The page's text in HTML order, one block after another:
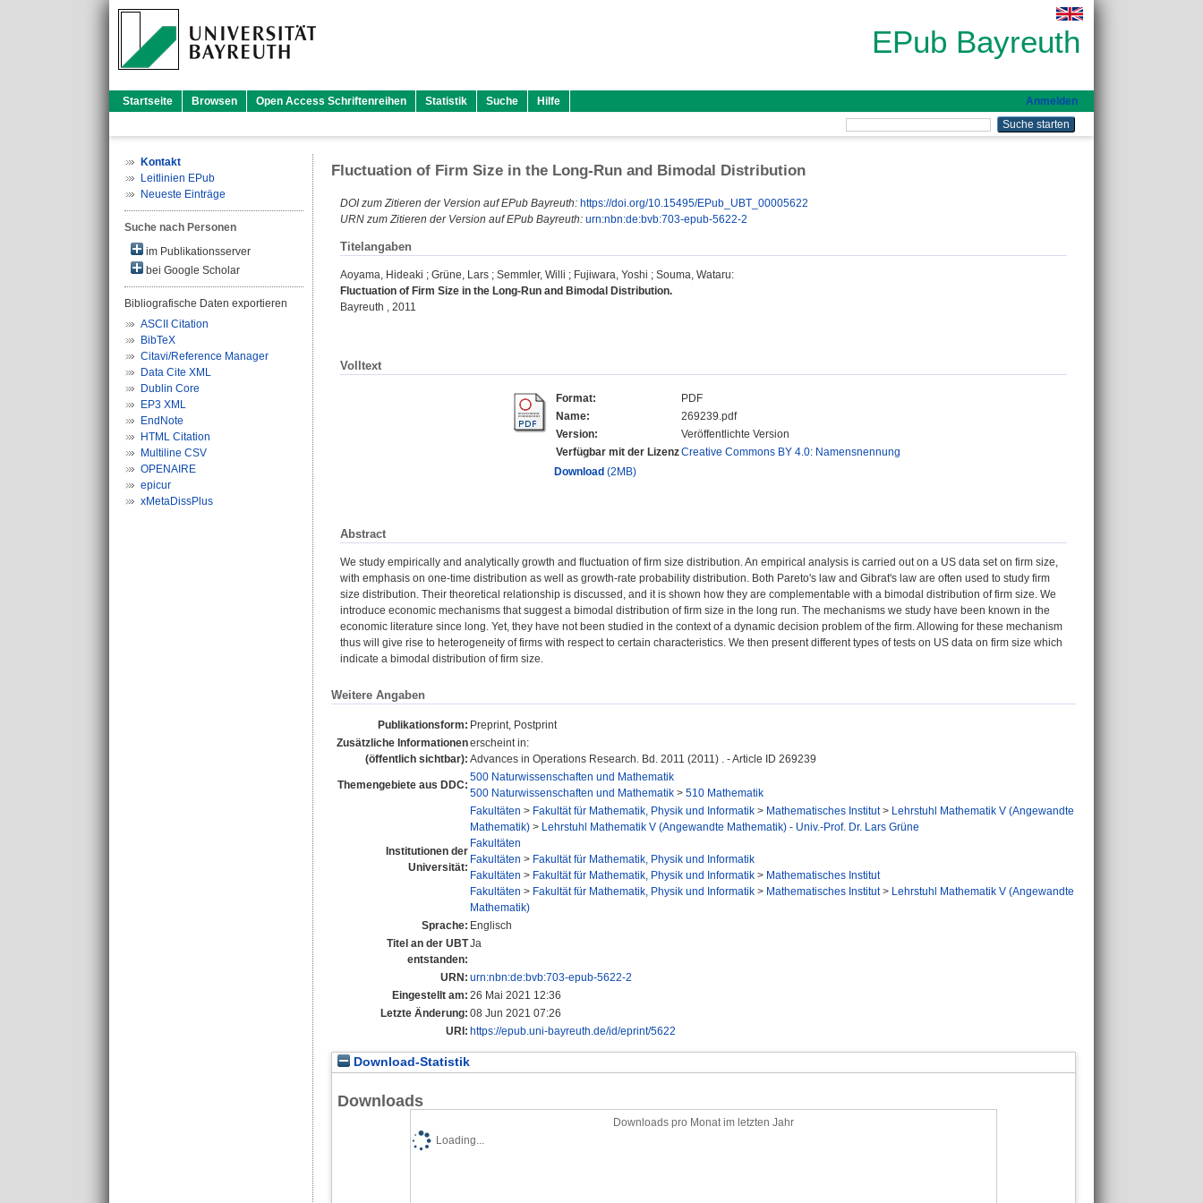
EPub Bayreuth
Startseite Browsen Open Access Schriftenreihen Statistik Suche Hilfe Anmelden
Kontakt
Leitlinien EPub
Neueste Einträge
Suche nach Personen
im Publikationsserver
bei Google Scholar
Bibliografische Daten exportieren
ASCII Citation
BibTeX
Citavi/Reference Manager
Data Cite XML
Dublin Core
EP3 XML
EndNote
HTML Citation
Multiline CSV
OPENAIRE
epicur
xMetaDissPlus
Fluctuation of Firm Size in the Long-Run and Bimodal Distribution
DOI zum Zitieren der Version auf EPub Bayreuth: https://doi.org/10.15495/EPub_UBT_00005622
URN zum Zitieren der Version auf EPub Bayreuth: urn:nbn:de:bvb:703-epub-5622-2
Titelangaben
Aoyama, Hideaki ; Grüne, Lars ; Semmler, Willi ; Fujiwara, Yoshi ; Souma, Wataru:
Fluctuation of Firm Size in the Long-Run and Bimodal Distribution.
Bayreuth , 2011
Volltext
Format:
PDF
Name:
269239.pdf
Version:
Veröffentlichte Version
Verfügbar mit der LizenzCreative Commons BY 4.0: Namensnennung
Download (2MB)
Abstract
We study empirically and analytically growth and fluctuation of firm size distribution. An empirical analysis is carried out on a US data set on firm size,
with emphasis on one-time distribution as well as growth-rate probability distribution. Both Pareto's law and Gibrat's law are often used to study firm
size distribution. Their theoretical relationship is discussed, and it is shown how they are complementable with a bimodal distribution of firm size. We
introduce economic mechanisms that suggest a bimodal distribution of firm size in the long run. The mechanisms we study have been known in the
economic literature since long. Yet, they have not been studied in the context of a dynamic decision problem of the firm. Allowing for these mechanism
thus will give rise to heterogeneity of firms with respect to certain characteristics. We then present different types of tests on US data on firm size which
indicate a bimodal distribution of firm size.
Weitere Angaben
Publikationsform: Preprint, Postprint
Zusätzliche Informationen
(öffentlich sichtbar):
erscheint in:
Advances in Operations Research. Bd. 2011 (2011) . - Article ID 269239
Themengebiete aus DDC:
500 Naturwissenschaften und Mathematik
500 Naturwissenschaften und Mathematik > 510 Mathematik
Institutionen der
Universität:
Fakultäten > Fakultät für Mathematik, Physik und Informatik > Mathematisches Institut> Lehrstuhl Mathematik V (Angewandte
Mathematik) > Lehrstuhl Mathematik V (Angewandte Mathematik) - Univ.-Prof. Dr. Lars Grüne
Fakultäten
Fakultäten > Fakultät für Mathematik, Physik und Informatik
Fakultäten > Fakultät für Mathematik, Physik und Informatik > Mathematisches Institut
Fakultäten > Fakultät für Mathematik, Physik und Informatik > Mathematisches Institut> Lehrstuhl Mathematik V (Angewandte
Mathematik)
Sprache: Englisch
Titel an der UBT
entstanden:
Ja
URN: urn:nbn:de:bvb:703-epub-5622-2
Eingestellt am: 26 Mai 2021 12:36
Letzte Änderung: 08 Jun 2021 07:26
URI: https://epub.uni-bayreuth.de/id/eprint/5622
Download-Statistik
Downloads
Downloads pro Monat im letzten Jahr
Loading...